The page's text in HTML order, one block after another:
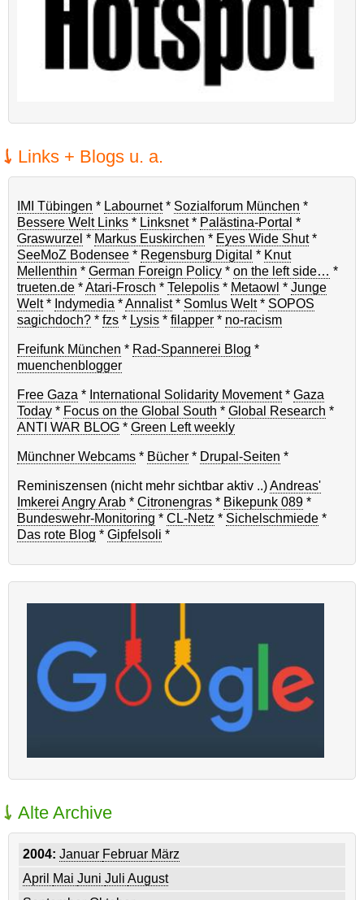
Links + Blogs u. a.
IMI Tübingen * Labournet* Sozialforum München *
Bessere Welt Links * Linksnet* Palästina-Portal *
Graswurzel * Markus Euskirchen * Eyes Wide Shut*
SeeMoZ Bodensee * Regensburg Digital * Knut
Mellenthin * German Foreign Policy * on the left side… *
trueten.de *Atari-Frosch * Telepolis * Metaowl * Junge
Welt* Indymedia *Annalist* Somlus Welt* SOPOS
sagichdoch? * fzs * Lysis * filapper * no-racism
Freifunk München * Rad-Spannerei Blog *
muenchenblogger
Free Gaza * International Solidarity Movement* Gaza
Today * Focus on the Global South * Global Research *
ANTI WAR BLOG * Green Left weekly
Münchner Webcams * Bücher * Drupal-Seiten *
Reminiszensen (nicht mehr sichtbar aktiv ..)Andreas'
Imkerei Angry Arab * Citronengras * Bikepunk 089 *
Bundeswehr-Monitoring * CL-Netz * Sichelschmiede *
Das rote Blog * Gipfelsoli *
Alte Archive
2004: Januar Februar März
April
Mai Juni Juli August